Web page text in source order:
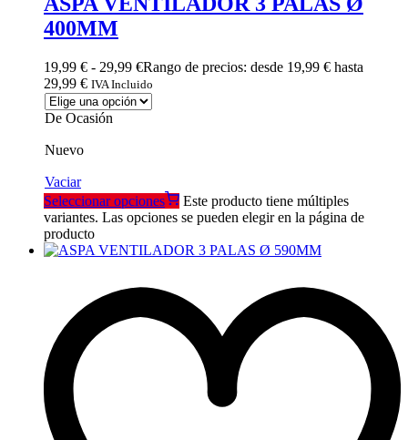
400MM
19,99 € - 29,99 €Rango de precios: desde 19,99 € hasta
29,99 € IVA Incluido
De Ocasión
Nuevo
Vaciar
Seleccionar opciones
Este producto tiene múltiples
variantes. Las opciones se pueden elegir en la página de
producto